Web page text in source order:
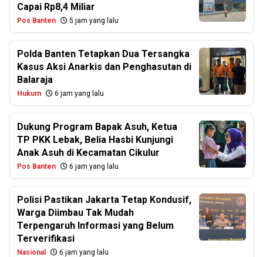
Capai Rp8,4 Miliar
Pos Banten 5 jam yang lalu
Polda Banten Tetapkan Dua Tersangka
Kasus Aksi Anarkis dan Penghasutan di
Balaraja
Hukum 6 jam yang lalu
Dukung Program Bapak Asuh, Ketua
TP PKK Lebak, Belia Hasbi Kunjungi
Anak Asuh di Kecamatan Cikulur
Pos Banten 6 jam yang lalu
Polisi Pastikan Jakarta Tetap Kondusif,
Warga Diimbau Tak Mudah
Terpengaruh Informasi yang Belum
Terverifikasi
Nasional 6 jam yang lalu